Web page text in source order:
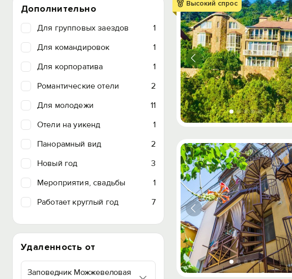
Дополнительно
Для групповых заездов
1
Для командировок
1
Для корпоратива
1
Романтические отели
2
Для молодежи
11
Отели на уикенд
1
Панорамный вид
2
Новый год
3
Мероприятия, свадьбы
1
Работает круглый год
7
Удаленность от
Заповедник Можжевеловая
Высокий спрос